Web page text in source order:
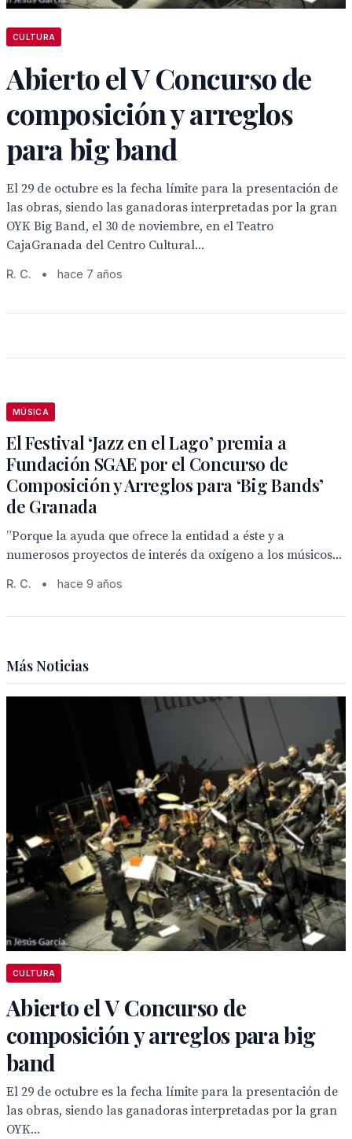
CULTURA
Abierto el V Concurso de
composición y arreglos
para big band
El 29 de octubre es la fecha límite para la presentación de
las obras, siendo las ganadoras interpretadas por la gran
OYK Big Band, el 30 de noviembre, en el Teatro
CajaGranada del Centro Cultural...
R. C. • hace 7 años
MÚSICA
El Festival ‘Jazz en el Lago’ premia a
Fundación SGAE por el Concurso de
Composición y Arreglos para ‘Big Bands’
de Granada
”Porque la ayuda que ofrece la entidad a éste y a
numerosos proyectos de interés da oxígeno a los músicos...
R. C. • hace 9 años
Más Noticias
CULTURA
Abierto el V Concurso de
composición y arreglos para big
band
El 29 de octubre es la fecha límite para la presentación de
las obras, siendo las ganadoras interpretadas por la gran
OYK...